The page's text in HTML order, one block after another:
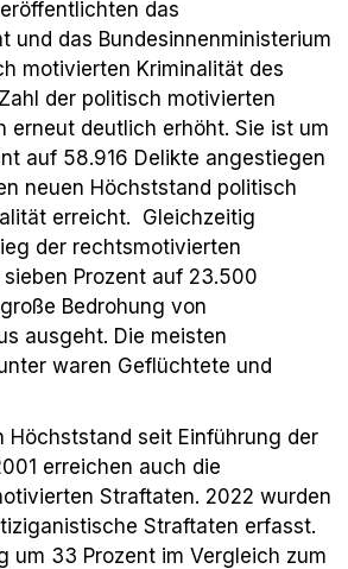
das
und das Bundesinnenministerium
motivierten Kriminalität des
der politisch motivierten
erneut deutlich erhöht. Sie ist um
auf 58.916 Delikte angestiegen
neuen Höchststand politisch
erreicht. Gleichzeitig
der rechtsmotivierten
Prozent auf 23.500
Bedrohung von
ausgeht. Die meisten
waren Geflüchtete und
Höchststand seit Einführung der
erreichen auch die
Straftaten. 2022 wurden
Straftaten erfasst.
um 33 Prozent im Vergleich zum